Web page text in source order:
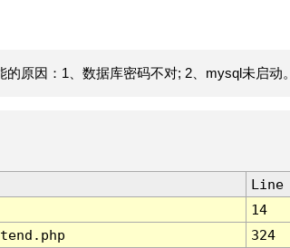
原因：1、数据库密码不对; 2、mysql未启动。
Line
14
324